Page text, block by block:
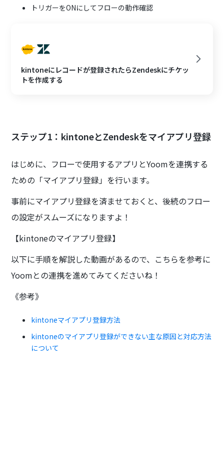
トリガーをONにしてフローの動作確認
kintoneにレコードが登録されたらZendeskにチケッ
トを作成する
ステップ1：kintoneとZendeskをマイアプリ登録
はじめに、フローで使用するアプリとYoomを連携する
ための「マイアプリ登録」を行います。
事前にマイアプリ登録を済ませておくと、後続のフロー
の設定がスムーズになりますよ！
【kintoneのマイアプリ登録】
以下に手順を解説した動画があるので、こちらを参考に
Yoomとの連携を進めてみてくださいね！
《参考》
kintoneマイアプリ登録方法
kintoneのマイアプリ登録ができない主な原因と対応方法
について